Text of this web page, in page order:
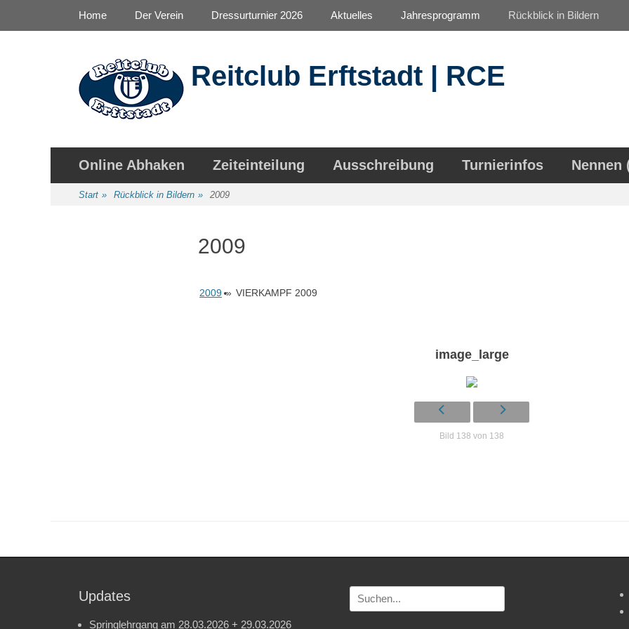
Reitclub Erftstadt | RCE
Primäres Menü
Home Der Verein Dressurturnier 2026 Aktuelles Jahresprogramm Rückblick in Bildern
Sekundäres Menü
Inhalt
springen
Online Abhaken Zeiteinteilung Ausschreibung Turnierinfos Nennen
Start » Rückblick in Bildern » 2009
2009
2009 » VIERKAMPF 2009
image_large
Bild 138 von 138
Updates
Springlehrgang am 28.03.2026 + 29.03.2026
Suchen
nach: